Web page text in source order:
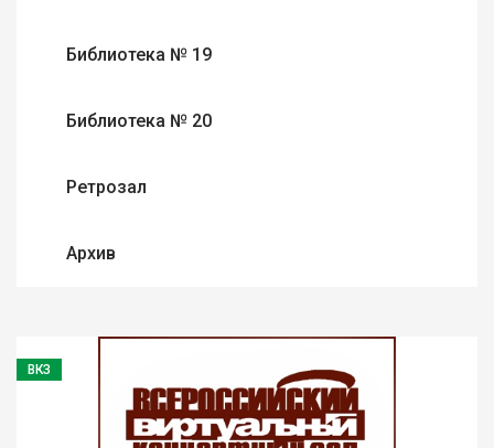
Библиотека № 19
Библиотека № 20
Ретрозал
Архив
ВКЗ